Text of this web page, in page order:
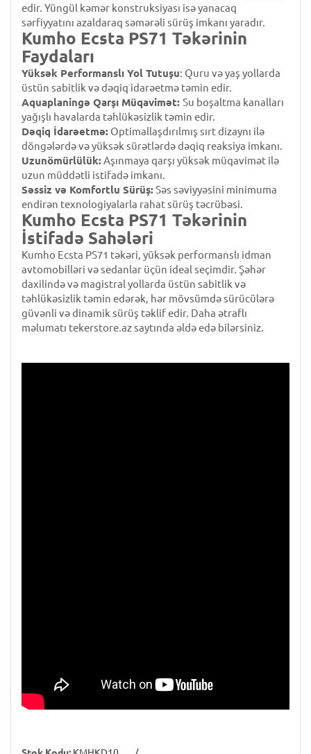
edir. Yüngül kəmər konstruksiyası isə yanacaq
sərfiyyatını azaldaraq səmərəli sürüş imkanı yaradır.
Kumho Ecsta PS71 Təkərinin
Faydaları
Yüksək Performanslı Yol Tutuşu: Quru və yaş yollarda
üstün sabitlik və dəqiq idarəetmə təmin edir.
Aquaplaningə Qarşı Müqavimət: Su boşaltma kanalları
yağışlı havalarda təhlükəsizlik təmin edir.
Dəqiq İdarəetmə: Optimallaşdırılmış sırt dizaynı ilə
döngələrdə və yüksək sürətlərdə dəqiq reaksiya imkanı.
Uzunömürlülük:Aşınmaya qarşı yüksək müqavimət ilə
uzun müddətli istifadə imkanı.
Səssiz və Komfortlu Sürüş:Səs səviyyəsini minimuma
endirən texnologiyalarla rahat sürüş təcrübəsi.
Kumho Ecsta PS71 Təkərinin
İstifadə Sahələri
Kumho Ecsta PS71 təkəri, yüksək performanslı idman
avtomobilləri və sedanlar üçün ideal seçimdir. Şəhər
daxilində və magistral yollarda üstün sabitlik və
təhlükəsizlik təmin edərək, hər mövsümdə sürücülərə
güvənli və dinamik sürüş təklif edir. Daha ətraflı
məlumatı tekerstore.az saytında əldə edə bilərsiniz.